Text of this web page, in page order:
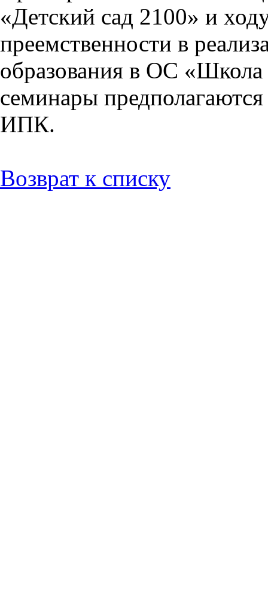
«Детский сад 2100» и
преемственности в
образования в ОС
семинары
ИПК.
Возврат к списку